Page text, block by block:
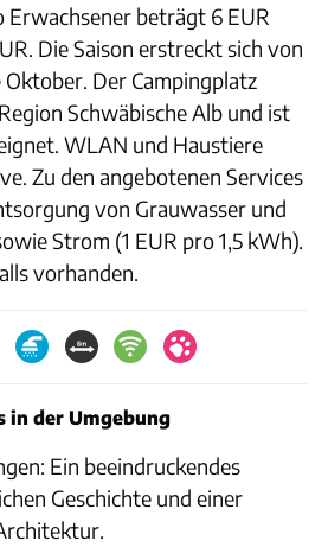
Erwachsener beträgt 6 EUR
Die Saison erstreckt sich von
Oktober. Der Campingplatz
Schwäbische Alb und ist
WLAN und Haustiere
Zu den angebotenen Services
von Grauwasser und
Strom (1 EUR pro 1,5 kWh).
vorhanden.
der Umgebung
Ein beeindruckendes
Geschichte und einer